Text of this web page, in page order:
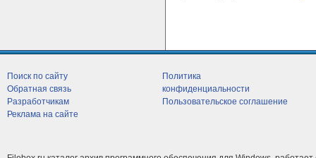
Поиск по сайту
Обратная связь
Разработчикам
Реклама на сайте
Политика
конфиденциальности
Пользовательское соглашение